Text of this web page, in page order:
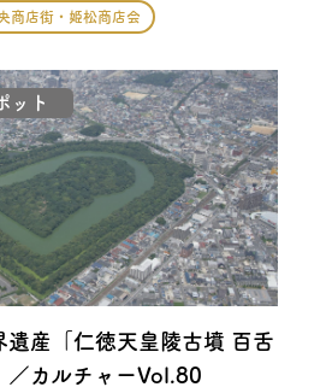
商店街・姫松商店会
ット
遺産「仁徳天皇陵古墳 百舌
／カルチャーVol.80